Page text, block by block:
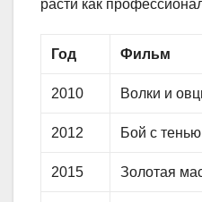
расти как
Год Фильм
2010 Волки и
2012 Бой с тенью
2015 Золотая